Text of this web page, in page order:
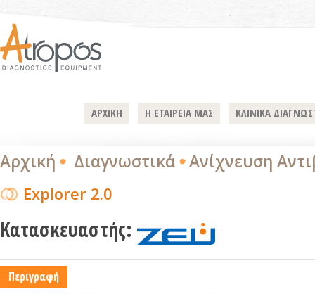
ΑΡΧΙΚΗ Η ΕΤΑΙΡΕΙΑ ΜΑΣ ΚΛΙΝΙΚΑ
Αρχική Διαγνωστικά Ανίχνευση
Explorer 2.0
Κατασκευαστής:
Περιγραφή